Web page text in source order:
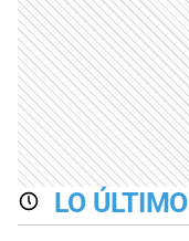
LO ÚLTIMO